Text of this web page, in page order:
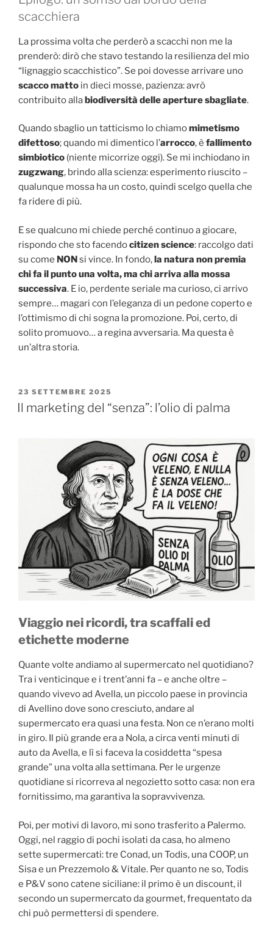
scacchiera
La prossima volta che perderò a scacchi non me la
prenderò: dirò che stavo testando la resilienza del mio
“lignaggio scacchistico”. Se poi dovesse arrivare uno
scacco matto in dieci mosse, pazienza: avrò
contribuito allabiodiversità delle aperture sbagliate.
Quando sbaglio un tatticismo lo chiamomimetismo
difettoso; quando mi dimentico l’arrocco, è fallimento
simbiotico (niente micorrize oggi). Se mi inchiodano in
zugzwang, brindo alla scienza: esperimento riuscito –
qualunque mossa ha un costo, quindi scelgo quella che
fa ridere di più.
E se qualcuno mi chiede perché continuo a giocare,
rispondo che sto facendocitizen science: raccolgo dati
su come NONsi vince. In fondo,la natura non premia
chi fa il punto una volta, ma chi arriva alla mossa
successiva. E io, perdente seriale ma curioso, ci arrivo
sempre… magari con l’eleganza di un pedone coperto e
l’ottimismo di chi sogna la promozione. Poi, certo, di
solito promuovo… a regina avversaria. Ma questa è
un’altra storia.
PUBBLICATO
IL
23 SETTEMBRE 2025
Il marketing del “senza”: l’olio di palma
Viaggio nei ricordi, tra scaffali ed
etichette moderne
Quante volte andiamo al supermercato nel quotidiano?
Tra i venticinque e i trent’anni fa – e anche oltre –
quando vivevo ad Avella, un piccolo paese in provincia
di Avellino dove sono cresciuto, andare al
supermercato era quasi una festa. Non ce n’erano molti
in giro. Il più grande era a Nola, a circa venti minuti di
auto da Avella, e lì si faceva la cosiddetta “spesa
grande” una volta alla settimana. Per le urgenze
quotidiane si ricorreva al negozietto sotto casa: non era
fornitissimo, ma garantiva la sopravvivenza.
Poi, per motivi di lavoro, mi sono trasferito a Palermo.
Oggi, nel raggio di pochi isolati da casa, ho almeno
sette supermercati: tre Conad, un Todis, una COOP, un
Sisa e un Prezzemolo & Vitale. Per quanto ne so, Todis
e P&V sono catene siciliane: il primo è un discount, il
secondo un supermercato da gourmet, frequentato da
chi può permettersi di spendere.